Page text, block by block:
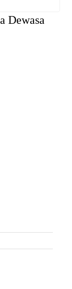
Dewasa